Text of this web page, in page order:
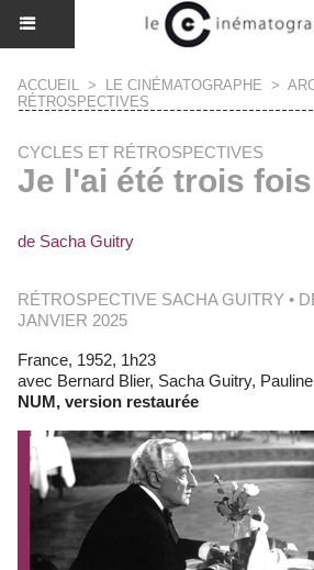
ACCUEIL > LE CINÉMATOGRAPHE >
RÉTROSPECTIVES
CYCLES ET RÉTROSPECTIVES
Je l'ai été trois fois
de Sacha Guitry
RÉTROSPECTIVE SACHA GUITRY • DÉCEMBRE 2024 /
JANVIER 2025
France, 1952, 1h23
avec Bernard Blier, Sacha Guitry,
NUM, version restaurée